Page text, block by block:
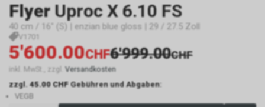
Flyer Uproc X 6.10 FS
40 cm / 16" (S) | enzian blue gloss | 29 / 27.5 Zoll
V1701
5'600.00CHF6'999.00CHF
inkl. MwSt., zzgl. Versandkosten
zzgl.45.00 CHF Gebühren und Abgaben:
VEGB